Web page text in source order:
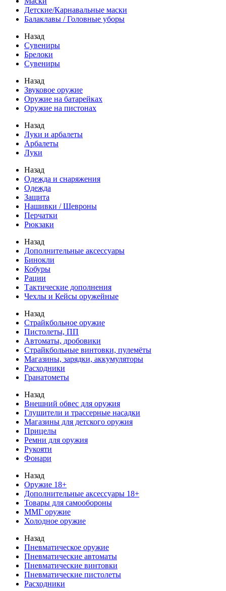
Детские/Карнавальные маски
Балаклавы / Головные уборы
Назад
Сувениры
Брелоки
Сувениры
Назад
Звуковое оружие
Оружие на батарейках
Оружие на пистонах
Назад
Луки и арбалеты
Арбалеты
Луки
Назад
Одежда и снаряжения
Одежда
Защита
Нашивки / Шевроны
Перчатки
Рюкзаки
Назад
Дополнительные аксессуары
Бинокли
Кобуры
Рации
Тактические дополнения
Чехлы и Кейсы оружейные
Назад
Страйкбольное оружие
Пистолеты, ПП
Автоматы, дробовики
Страйкбольные винтовки, пулемёты
Магазины, зарядки, аккумуляторы
Расходники
Гранатометы
Назад
Внешний обвес для оружия
Глушители и трассерные насадки
Магазины для детского оружия
Прицелы
Ремни для оружия
Рукояти
Фонари
Назад
Оружие 18+
Дополнительные аксессуары 18+
Товары для самообороны
ММГ оружие
Холодное оружие
Назад
Пневматическое оружие
Пневматические автоматы
Пневматические винтовки
Пневматические пистолеты
Расходники